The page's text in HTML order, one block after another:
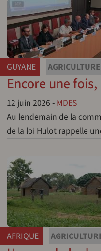
GUYANE AGRICULTURE
Encore une
12 juin 2026 - MDES
Au lendemain de la
de la loi Hulot rappelle
AFRIQUE